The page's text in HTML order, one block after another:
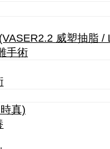
威塑抽脂 /
手術
真)